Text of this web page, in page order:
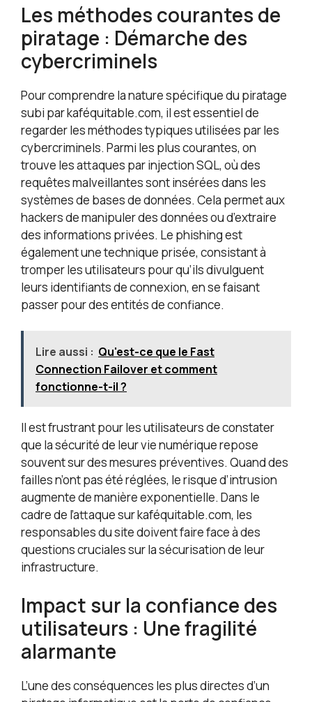
Les méthodes courantes de
piratage : Démarche des
cybercriminels
Pour comprendre la nature spécifique du piratage
subi par kaféquitable.com, il est essentiel de
regarder les méthodes typiques utilisées par les
cybercriminels. Parmi les plus courantes, on
trouve les attaques par injection SQL, où des
requêtes malveillantes sont insérées dans les
systèmes de bases de données. Cela permet aux
hackers de manipuler des données ou d’extraire
des informations privées. Le phishing est
également une technique prisée, consistant à
tromper les utilisateurs pour qu’ils divulguent
leurs identifiants de connexion, en se faisant
passer pour des entités de confiance.
Lire aussi : Qu'est-ce que le Fast
Connection Failover et comment
fonctionne-t-il ?
Il est frustrant pour les utilisateurs de constater
que la sécurité de leur vie numérique repose
souvent sur des mesures préventives. Quand des
failles n’ont pas été réglées, le risque d’intrusion
augmente de manière exponentielle. Dans le
cadre de l’attaque sur kaféquitable.com, les
responsables du site doivent faire face à des
questions cruciales sur la sécurisation de leur
infrastructure.
Impact sur la confiance des
utilisateurs : Une fragilité
alarmante
L’une des conséquences les plus directes d’un